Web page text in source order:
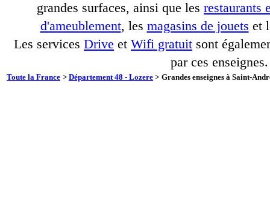
grandes surfaces, ainsi que les restaurants
d'ameublement, les magasins de jouets et
Les services Drive et Wifi gratuit sont
par ces enseignes.
Toute la France > Département 48 - Lozere > Grandes enseignes à Saint-